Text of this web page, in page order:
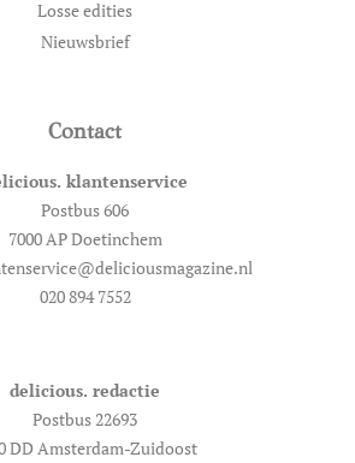
Losse edities
Nieuwsbrief
Contact
klantenservice
Postbus 606
7000 AP Doetinchem
020 894 7552
delicious. redactie
Postbus 22693
DD Amsterdam-Zuidoost